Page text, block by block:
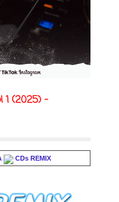
1 (2025) -
CDs REMIX